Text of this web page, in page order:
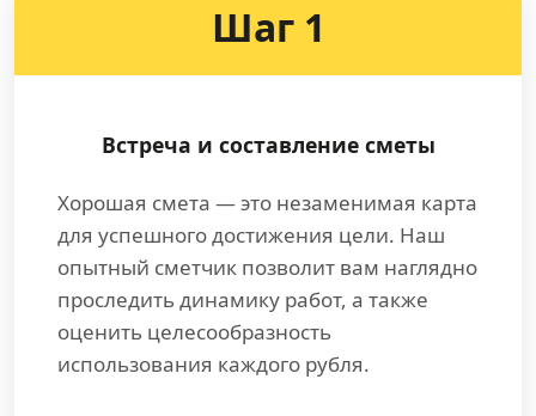
Шаг 1
Встреча и составление сметы
Хорошая смета — это незаменимая карта
для успешного достижения цели. Наш
опытный сметчик позволит вам наглядно
проследить динамику работ, а также
оценить целесообразность
использования каждого рубля.